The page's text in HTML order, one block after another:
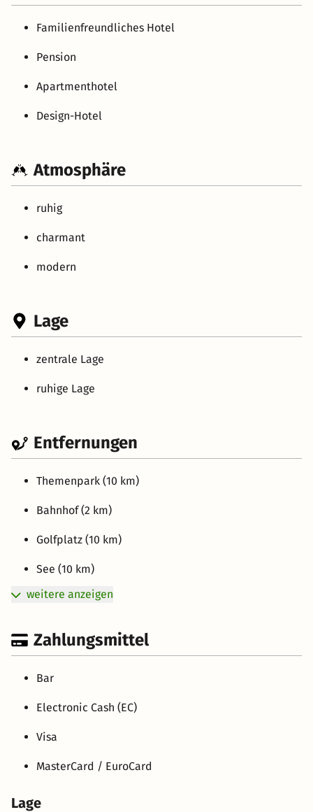
Familienfreundliches Hotel
Pension
Apartmenthotel
Design-Hotel
Atmosphäre
ruhig
charmant
modern
Lage
zentrale Lage
ruhige Lage
Entfernungen
Themenpark (10 km)
Bahnhof (2 km)
Golfplatz (10 km)
See (10 km)
weitere anzeigen
Zahlungsmittel
Bar
Electronic Cash (EC)
Visa
MasterCard / EuroCard
Lage